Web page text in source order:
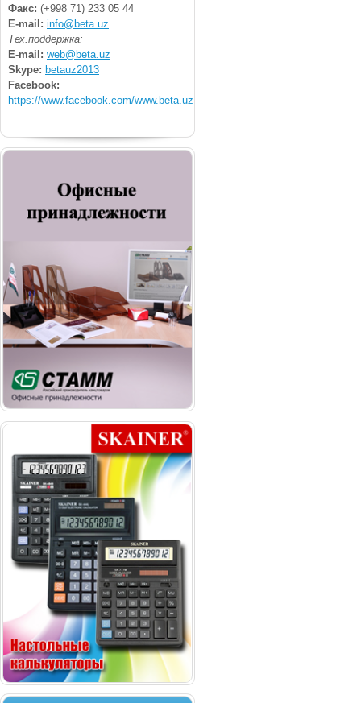
Факс: (+998 71) 233 05 44
E-mail: info@beta.uz
Тех.поддержка:
E-mail: web@beta.uz
Skype: betauz2013
Facebook:
https://www.facebook.com/www.beta.uz